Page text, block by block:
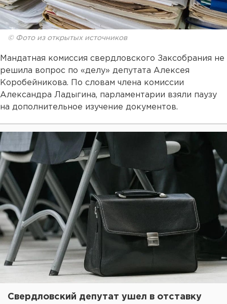
© Фото из открытых источников
Мандатная комиссия свердловского Заксобрания не
решила вопрос по «делу» депутата Алексея
Коробейникова. По словам члена комиссии
Александра Ладыгина, парламентарии взяли паузу
на дополнительное изучение документов.
Свердловский депутат ушел в отставку